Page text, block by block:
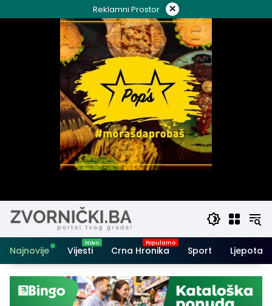
to
Reklamni Prostor ×
Najnovije Vijesti Crna Hronika Sport Ljepota i